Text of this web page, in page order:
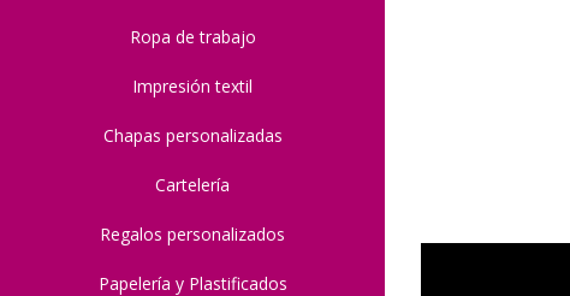
Ropa de trabajo
Impresión textil
Chapas personalizadas
Cartelería
Regalos personalizados
Papelería y Plastificados